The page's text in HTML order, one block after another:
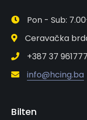
Pon - Sub:
Ceravačka
+387 37 961777
info@hcing.ba
Bilten